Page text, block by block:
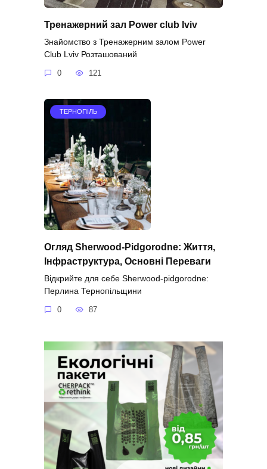
Тренажерний зал Power club lviv
Знайомство з Тренажерним залом Power
Club Lviv Розташований
0 121
ТЕРНОПІЛЬ
Огляд Sherwood-Pidgorodne: Життя,
Інфраструктура, Основні Переваги
Відкрийте для себе Sherwood-pidgorodne:
Перлина Тернопільщини
0 87